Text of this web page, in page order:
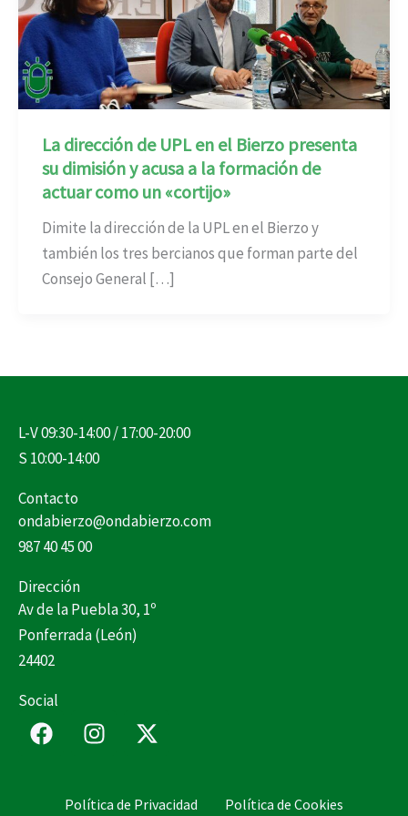
La dirección de UPL en el Bierzo presenta
su dimisión y acusa a la formación de
actuar como un «cortijo»
Dimite la dirección de la UPL en el Bierzo y
también los tres bercianos que forman parte del
Consejo General […]
L-V 09:30-14:00 / 17:00-20:00
S 10:00-14:00
Contacto
ondabierzo@ondabierzo.com
987 40 45 00
Dirección
Av de la Puebla 30, 1º
Ponferrada (León)
24402
Social
F
a
I
n
X
-
Política de Privacidad Política de Cookies